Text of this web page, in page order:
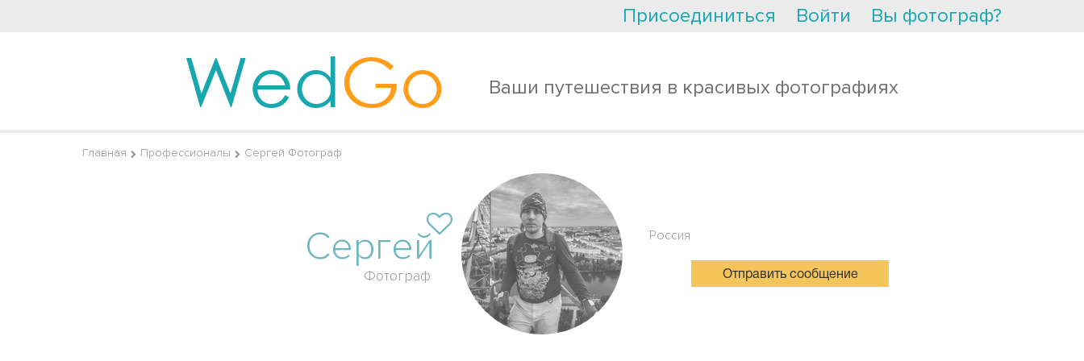
Присоединиться Войти Вы фотограф?
WedGo Ваши путешествия в красивых фотографиях
Главная Профессионалы Сергей Фотограф
Сергей
Фотограф
Россия
Отправить сообщение